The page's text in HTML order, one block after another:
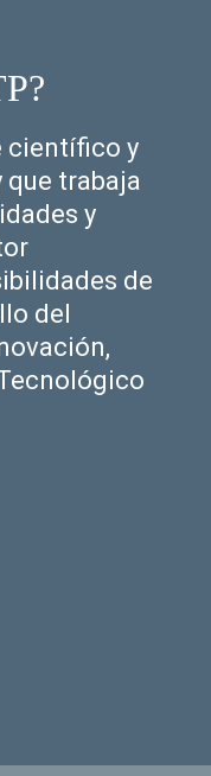
científico y
trabaja
y
de
del